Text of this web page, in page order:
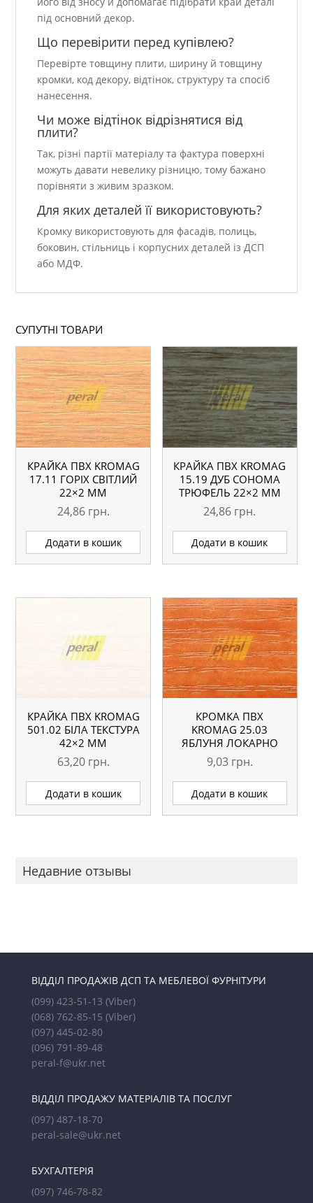
під основний декор.
Що перевірити перед купівлею?
Перевірте товщину плити, ширину й товщину
кромки, код декору, відтінок, структуру та спосіб
нанесення.
Чи може відтінок відрізнятися від
плити?
Так, різні партії матеріалу та фактура поверхні
можуть давати невелику різницю, тому бажано
порівняти з живим зразком.
Для яких деталей її використовують?
Кромку використовують для фасадів, полиць,
боковин, стільниць і корпусних деталей із ДСП
або МДФ.
СУПУТНІ ТОВАРИ
КРАЙКА ПВХ KROMAG
17.11 ГОРІХ СВІТЛИЙ
22×2 ММ
24,86 грн.
Додати в кошик
КРАЙКА ПВХ KROMAG
15.19 ДУБ СОНОМА
ТРЮФЕЛЬ 22×2 ММ
24,86 грн.
Додати в кошик
КРАЙКА ПВХ KROMAG
501.02 БІЛА ТЕКСТУРА
42×2 ММ
63,20 грн.
Додати в кошик
КРОМКА ПВХ
KROMAG 25.03
ЯБЛУНЯ ЛОКАРНО
22×0,6 ММ
9,03 грн.
Додати в кошик
Недавние отзывы
ВІДДІЛ ПРОДАЖІВ ДСП ТА МЕБЛЕВОЇ ФУРНІТУРИ
(099) 423-51-13 (Viber)
(068) 762-85-15 (Viber)
(097) 445-02-80
(096) 791-89-48
peral-f@ukr.net
ВІДДІЛ ПРОДАЖУ МАТЕРІАЛІВ ТА ПОСЛУГ
(097) 487-18-70
peral-sale@ukr.net
БУХГАЛТЕРІЯ
(097) 746-78-82